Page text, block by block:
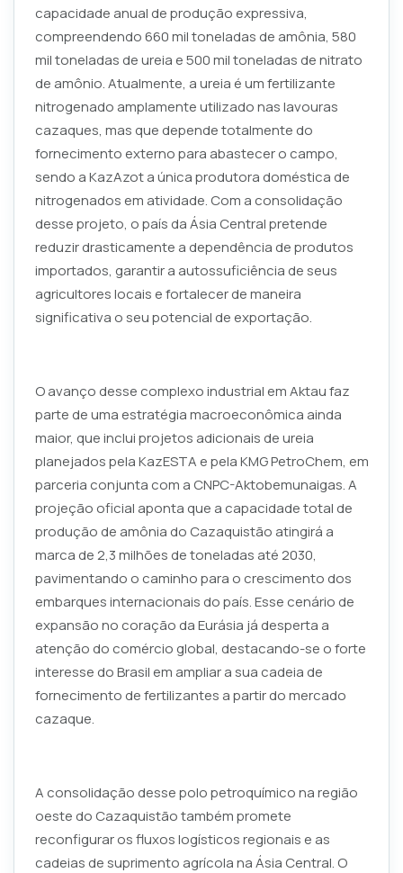
capacidade anual de produção expressiva,
compreendendo 660 mil toneladas de amônia, 580
mil toneladas de ureia e 500 mil toneladas de nitrato
de amônio. Atualmente, a ureia é um fertilizante
nitrogenado amplamente utilizado nas lavouras
cazaques, mas que depende totalmente do
fornecimento externo para abastecer o campo,
sendo a KazAzot a única produtora doméstica de
nitrogenados em atividade. Com a consolidação
desse projeto, o país da Ásia Central pretende
reduzir drasticamente a dependência de produtos
importados, garantir a autossuficiência de seus
agricultores locais e fortalecer de maneira
significativa o seu potencial de exportação.
O avanço desse complexo industrial em Aktau faz
parte de uma estratégia macroeconômica ainda
maior, que inclui projetos adicionais de ureia
planejados pela KazESTA e pela KMG PetroChem, em
parceria conjunta com a CNPC-Aktobemunaigas. A
projeção oficial aponta que a capacidade total de
produção de amônia do Cazaquistão atingirá a
marca de 2,3 milhões de toneladas até 2030,
pavimentando o caminho para o crescimento dos
embarques internacionais do país. Esse cenário de
expansão no coração da Eurásia já desperta a
atenção do comércio global, destacando-se o forte
interesse do Brasil em ampliar a sua cadeia de
fornecimento de fertilizantes a partir do mercado
cazaque.
A consolidação desse polo petroquímico na região
oeste do Cazaquistão também promete
reconfigurar os fluxos logísticos regionais e as
cadeias de suprimento agrícola na Ásia Central. O